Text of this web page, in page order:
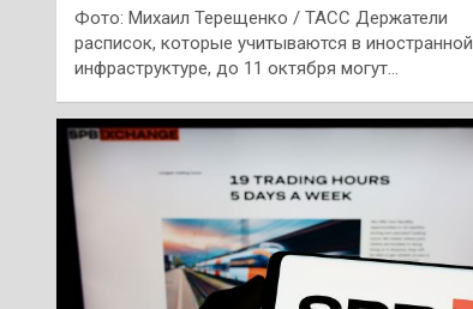
Фото: Михаил Терещенко / ТАСС Держатели
расписок, которые учитываются в иностранной
инфраструктуре, до 11 октября могут…